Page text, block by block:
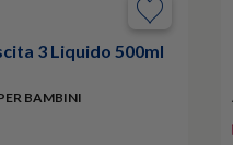
3 Liquido 500ml
BAMBINI